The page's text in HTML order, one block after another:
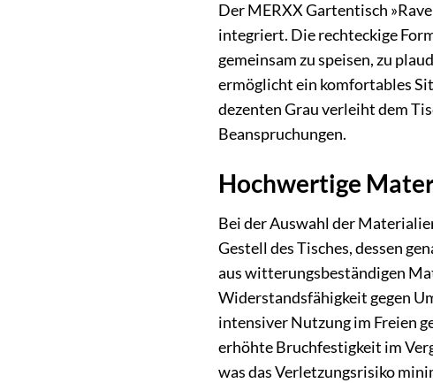
Der MERXX Gartentisch
integriert. Die rechteckige
gemeinsam zu speisen, zu
ermöglicht ein komfortables
dezenten Grau verleiht dem
Beanspruchungen.
Hochwertige
Bei der Auswahl der
Gestell des Tisches, dessen
aus witterungsbeständigen
Widerstandsfähigkeit gegen
intensiver Nutzung im Freien
erhöhte Bruchfestigkeit im
was das Verletzungsrisiko